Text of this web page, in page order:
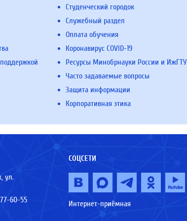
Студенческий городок
Служебный раздел
Оплата обучения
Коронавирус COVID-19
Ресурсы Минобрнауки России и ИжГТУ
Часто задаваемые вопросы
Защита информации
Корпоративная этика
ул.
60-55
СОЦСЕТИ
Интернет-приёмная